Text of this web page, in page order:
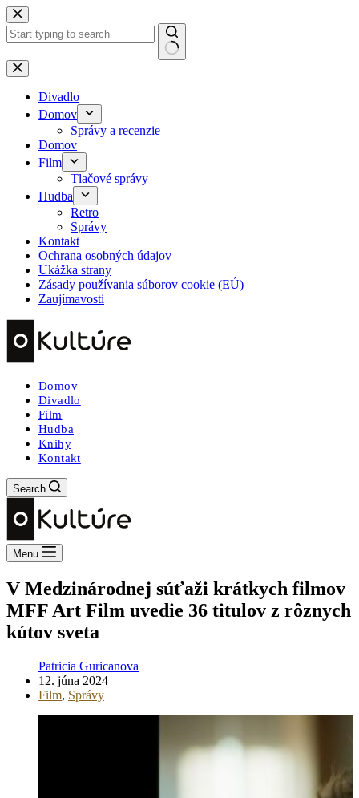
Skip
to
content
No
results
Divadlo
Domov
Správy a recenzie
Domov
Film
Tlačové správy
Hudba
Retro
Správy
Kontakt
Ochrana osobných údajov
Ukážka strany
Zásady používania súborov cookie (EÚ)
Zaujímavosti
Domov
Divadlo
Film
Hudba
Knihy
Kontakt
Search
Menu
V Medzinárodnej súťaži krátkych filmov
MFF Art Film uvedie 36 titulov z rôznych
kútov sveta
Patricia Guricanova
12. júna 2024
Film, Správy